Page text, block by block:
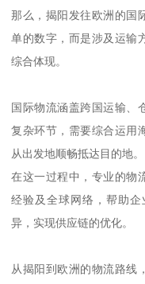
那么，揭阳发往欧洲的国
单的数字，而是涉及运输
综合体现。
国际物流涵盖跨国运输、
复杂环节，需要综合运用
从出发地顺畅抵达目的地。
在这一过程中，专业的物
经验及全球网络，帮助
异，实现供应链的优化。
从揭阳到欧洲的物流路线